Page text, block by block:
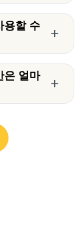
용할 수
+
은 얼마
+